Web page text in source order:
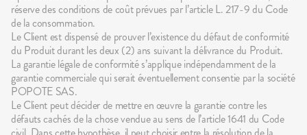
réserve des conditions de coût prévues par l’article L. 217-9 du Code
de la consommation.
Le Client est dispensé de prouver l’existence du défaut de conformité
du Produit durant les deux (2) ans suivant la délivrance du Produit.
La garantie légale de conformité s’applique indépendamment de la
garantie commerciale qui serait éventuellement consentie par la société
POPOTE SAS.
Le Client peut décider de mettre en œuvre la garantie contre les
défauts cachés de la chose vendue au sens de l’article 1641 du Code